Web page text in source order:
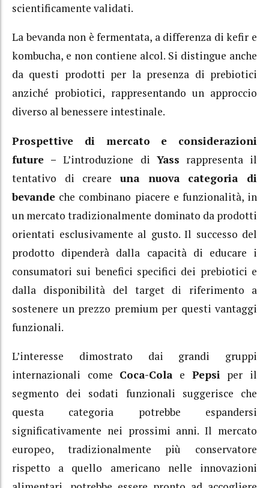
scientificamente validati.
La bevanda non è fermentata, a differenza di kefir e
kombucha, e non contiene alcol. Si distingue anche
da questi prodotti per la presenza di prebiotici
anziché probiotici, rappresentando un approccio
diverso al benessere intestinale.
Prospettive di mercato e considerazioni
future –L’introduzione di Yass rappresenta il
tentativo di creare una nuova categoria di
bevande che combinano piacere e funzionalità, in
un mercato tradizionalmente dominato da prodotti
orientati esclusivamente al gusto. Il successo del
prodotto dipenderà dalla capacità di educare i
consumatori sui benefici specifici dei prebiotici e
dalla disponibilità del target di riferimento a
sostenere un prezzo premium per questi vantaggi
funzionali.
L’interesse dimostrato dai grandi gruppi
internazionali come Coca-Cola e Pepsiper il
segmento dei sodati funzionali suggerisce che
questa categoria potrebbe espandersi
significativamente nei prossimi anni. Il mercato
europeo, tradizionalmente più conservatore
rispetto a quello americano nelle innovazioni